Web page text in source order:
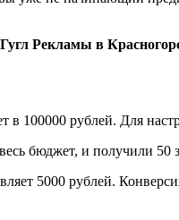
Рекламы в
100000 рублей. Для
бюджет, и получили 50
5000 рублей.